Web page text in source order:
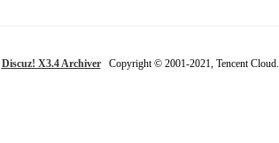
Discuz! X3.4 ArchiverCopyright © 2001-2021, Tencent Cloud.